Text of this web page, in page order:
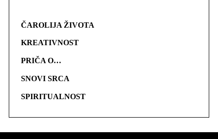
ČAROLIJA ŽIVOTA
KREATIVNOST
PRIČA O…
SNOVI SRCA
SPIRITUALNOST